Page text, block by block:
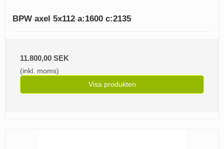
BPW axel 5x112 a:1600 c:2135
11.800,00 SEK
(inkl. moms)
Visa produkten